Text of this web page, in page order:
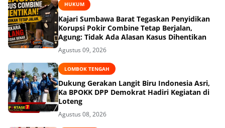
HUKUM
Kajari Sumbawa Barat Tegaskan Penyidikan
Korupsi Pokir Combine Tetap Berjalan,
Agung: Tidak Ada Alasan Kasus Dihentikan
Agustus 09, 2026
LOMBOK TENGAH
Dukung Gerakan Langit Biru Indonesia Asri,
Ka BPOKK DPP Demokrat Hadiri Kegiatan di
Loteng
Agustus 08, 2026